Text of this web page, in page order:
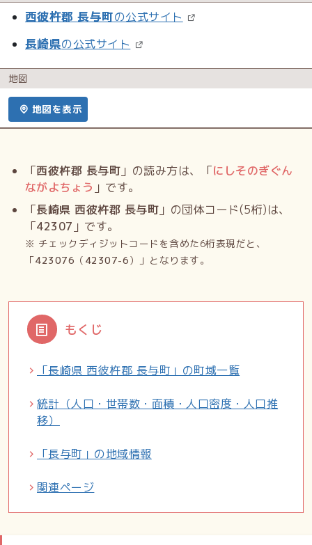
西彼杵郡 長与町の公式サイト
長崎県の公式サイト
地図
地図を表示
「西彼杵郡 長与町 」の読み方は、「にしそのぎぐん
ながよちょう 」です。
「長崎県 西彼杵郡 長与町 」の団体コード(5桁)は、
「42307 」です。
※ チェックディジットコードを含めた6桁表現だと、
「423076 （ 42307-6）」となります。
もくじ
「長崎県 西彼杵郡 長与町」の町域一覧
統計（人口・世帯数・面積・人口密度・人口推
移）
「長与町」の地域情報
関連ページ